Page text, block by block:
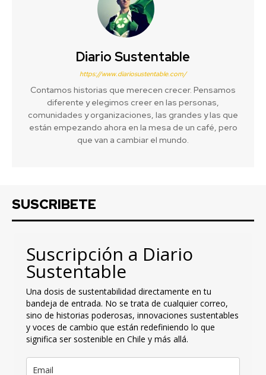
Diario Sustentable
https://www.diariosustentable.com/
Contamos historias que merecen crecer. Pensamos
diferente y elegimos creer en las personas,
comunidades y organizaciones, las grandes y las que
están empezando ahora en la mesa de un café, pero
que van a cambiar el mundo.
SUSCRIBETE
Suscripción a Diario
Sustentable
Una dosis de sustentabilidad directamente en tu
bandeja de entrada. No se trata de cualquier correo,
sino de historias poderosas, innovaciones sustentables
y voces de cambio que están redefiniendo lo que
significa ser sostenible en Chile y más allá.